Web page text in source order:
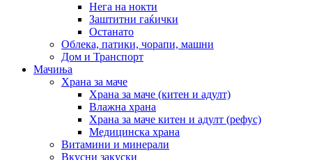
Нега на нокти
Заштитни гаќички
Останато
Облека, патики, чорапи, машни
Дом и Транспорт
Мачиња
Храна за маче
Храна за маче (китен и адулт)
Влажна храна
Храна за маче китен и адулт (рефус)
Медицинска храна
Витамини и минерали
Вкусни закуски